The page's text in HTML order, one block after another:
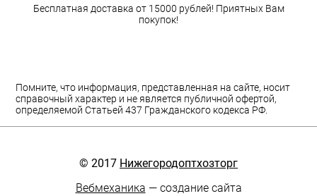
Бесплатная доставка от 15000 рублей! Приятных Вам
покупок!
Помните, что информация, представленная на сайте, носит
справочный характер и не является публичной офертой,
определяемой Статьей 437 Гражданского кодекса РФ.
© 2017 Нижегородоптхозторг
Вебмеханика — создание сайта